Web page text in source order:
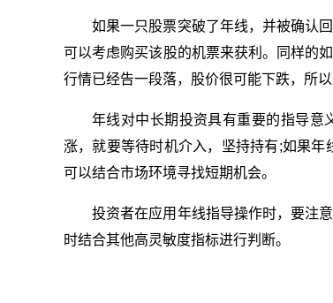
如果一只股票突破了年线，并被确认
可以考虑购买该股的机票来获利。同样的
行情已经告一段落，股价很可能下跌，所以
年线对中长期投资具有重要的指导意
涨，就要等待时机介入，坚持持有;如果年
可以结合市场环境寻找短期机会。
投资者在应用年线指导操作时，要注
时结合其他高灵敏度指标进行判断。